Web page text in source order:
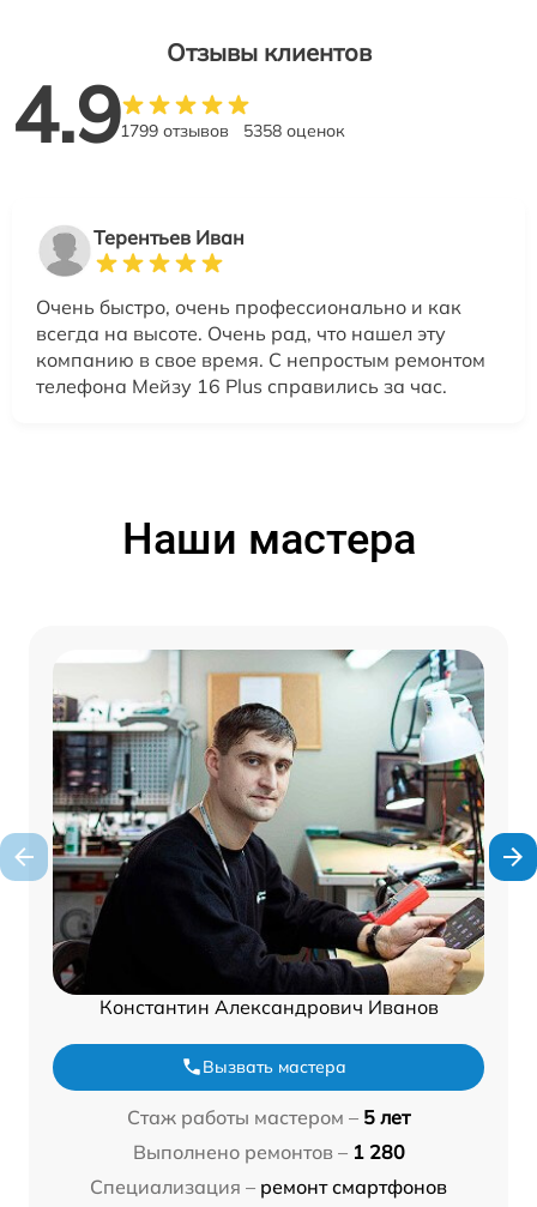
Отзывы клиентов
4.91799 отзывов 5358 оценок
Терентьев Иван
Очень быстро, очень профессионально и как
всегда на высоте. Очень рад, что нашел эту
компанию в свое время. С непростым ремонтом
телефона Мейзу 16 Plus справились за час.
Наши мастера
Константин Александрович Иванов
Вызвать мастера
Стаж работы мастером – 5 лет
Выполнено ремонтов – 1 280
Специализация – ремонт смартфонов